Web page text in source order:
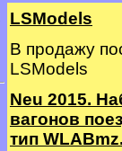
LSModels
В продажу
LSModels
Neu 2015.
вагонов
тип